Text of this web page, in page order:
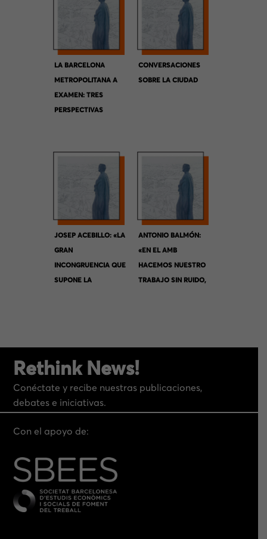
LA BARCELONA
METROPOLITANA A
EXAMEN: TRES
PERSPECTIVAS
CONVERSACIONES
SOBRE LA CIUDAD
JOSEP ACEBILLO: «LA
GRAN
INCONGRUENCIA QUE
SUPONE LA
ÓN»
ANTONIO BALMÓN:
«EN EL AMB
HACEMOS NUESTRO
TRABAJO SIN RUIDO,
ÚTIL»
Rethink News!
Conéctate y recibe nuestras publicaciones,
debates e iniciativas.
Con el apoyo de: